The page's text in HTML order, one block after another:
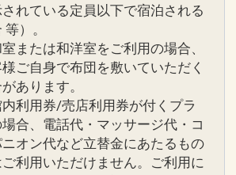
れている定員以下で宿泊される
）。
室または和洋室をご利用の場合、
ご自身で布団を敷いていただく
あります。
内利用券/売店利用券が付くプラ
場合、電話代・マッサージ代・コ
ニオン代など立替金にあたるもの
利用いただけません。ご利用に